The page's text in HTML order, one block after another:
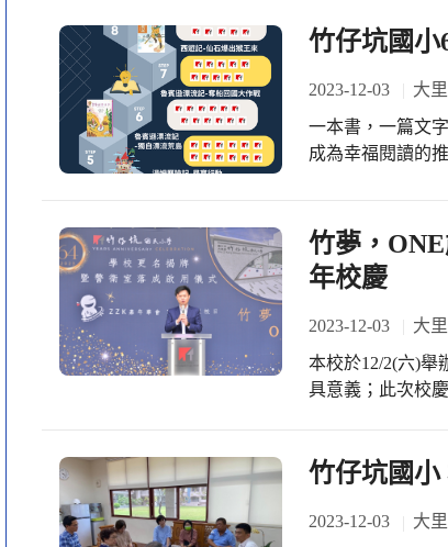
願景「Be an
學模組、學習策
能，期待這樣的
多人與我們一起
中央社即時／台
https://www.cna.com.tw/
https://news.ltn.com.tw/
中「健民」國小
小更名揭牌啟用
合在地特色、提
https://www.taichung.gov.tw/
同 大里區竹仔坑國
https://news.cts.com.tw/
台中這國小成功改
20231202學校更
usp=drive_link
竹仔坑國小
2023-12-03 大
一本書，一篇文
成為幸福閱讀的推手。 校慶募書報活動，連續3年，獲得眾人熱
歷險、跟著魯賓
待孩子閱讀經典，養成良好品格。 感謝
報活動如預期的
良刊物，運用輪
饋在孩子的閱讀
開書本，啟動改
竹夢，
年校慶
2023-12-03 大
本校於12/2(六)舉
具意義；此次校
在臺中市政府林
們的用心與孩子
竹仔坑國小
2023-12-03 大